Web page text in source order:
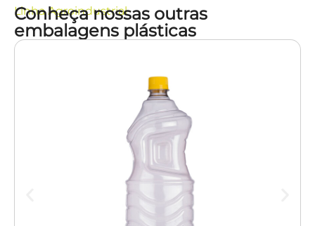
LinhaAgroindustrial
Conheça nossas outras
embalagens plásticas